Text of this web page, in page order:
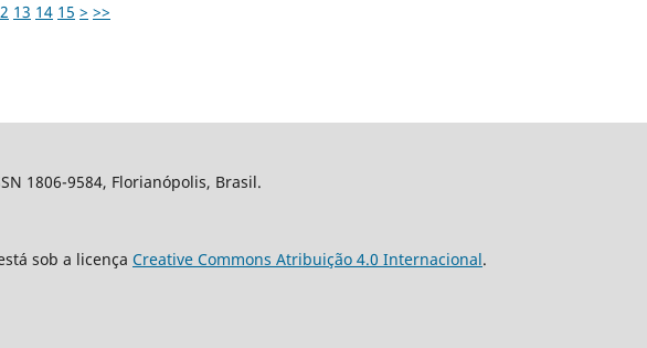
13 14 15 > >>
1806-9584, Florianópolis, Brasil.
sob a licença Creative Commons Atribuição 4.0 Internacional.